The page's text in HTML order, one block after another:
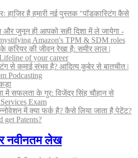
हाज़िर है हमारी नई पुस्तक "पॉडकास्टिंग कैसे
जुनून ही आपको सही दिशा में ले जायेगा -
Amazon's TPM & SDM roles
करियर की जीवन रेखा है: समीर लाल |
of your career
से कमाई संभव है? आदित्य कुबेर से बातचीत |
Podcasting
में सफलता के गुर: विजेंद्र सिंह चौहान से
Exam
में क्या फर्क है? कैसे लिया जाता है पेटेंट?
get Patents?
नवीनतम लेख